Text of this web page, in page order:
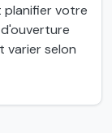
planifier votre
varier selon